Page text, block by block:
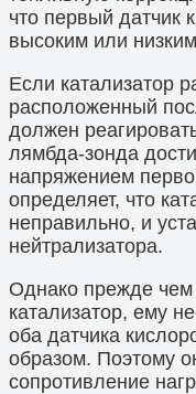
что первый датчик
высоким или
Если катализатор
расположенный
должен
лямбда-зонда
напряжением
определяет, что
неправильно, и
нейтрализатора.
Однако прежде
катализатор, ему
оба датчика
образом. Поэтому
сопротивление